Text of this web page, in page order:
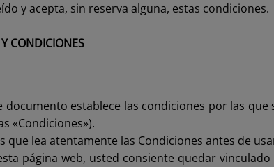
y acepta, sin reserva alguna, estas condiciones.
CONDICIONES
documento establece las condiciones por las que
«Condiciones»).
que lea atentamente las Condiciones antes de
página web, usted consiente quedar